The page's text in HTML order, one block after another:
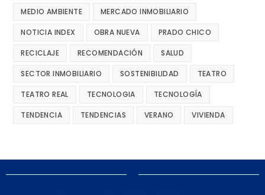
MEDIO AMBIENTE MERCADO INMOBILIARIO
NOTICIA INDEX OBRA NUEVA PRADO CHICO
RECICLAJE RECOMENDACIÓN SALUD
SECTOR INMOBILIARIO SOSTENIBILIDAD TEATRO
TEATRO REAL TECNOLOGIA TECNOLOGÍA
TENDENCIA TENDENCIAS VERANO VIVIENDA